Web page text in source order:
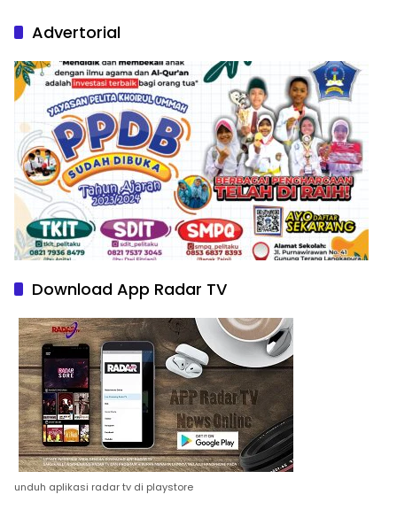
Advertorial
Download App Radar TV
unduh aplikasi radar tv di playstore